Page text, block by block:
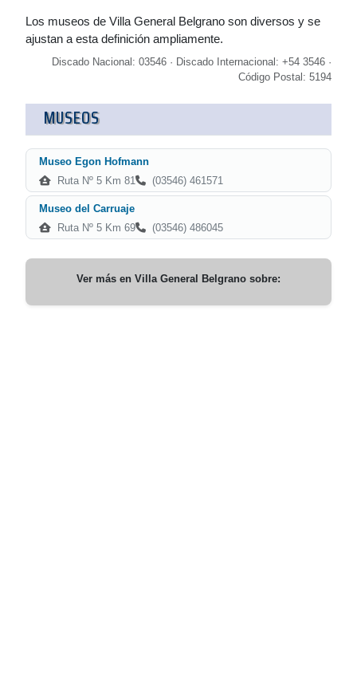
Los museos de Villa General Belgrano son diversos y se
ajustan a esta definición ampliamente.
Discado Nacional: 03546 · Discado Internacional: +54 3546 ·
Código Postal: 5194
MUSEOS
Museo Egon Hofmann
Ruta Nº 5 Km 81
(03546) 461571
Museo del Carruaje
Ruta Nº 5 Km 69
(03546) 486045
Ver más en Villa General Belgrano sobre: